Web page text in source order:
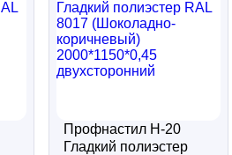
Профнастил Н-20
Гладкий полиэстер